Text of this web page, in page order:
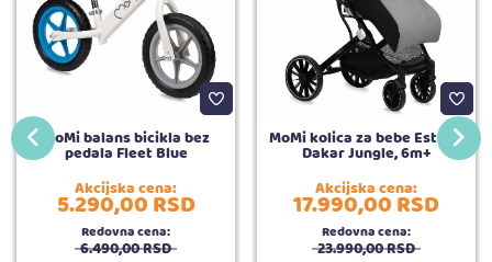
MoMi balans bicikla bez
pedala Fleet Blue
Akcijska cena:
5.290,00RSD
Redovna cena:
6.490,00RSD
MoMi kolica za bebe Estelle
Dakar Jungle, 6m+
Akcijska cena:
17.990,00RSD
Redovna cena:
23.990,00RSD